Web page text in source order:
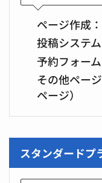
ページ作成：
投稿システム
予約フォーム
その他ページ
ページ）
スタンダードプ